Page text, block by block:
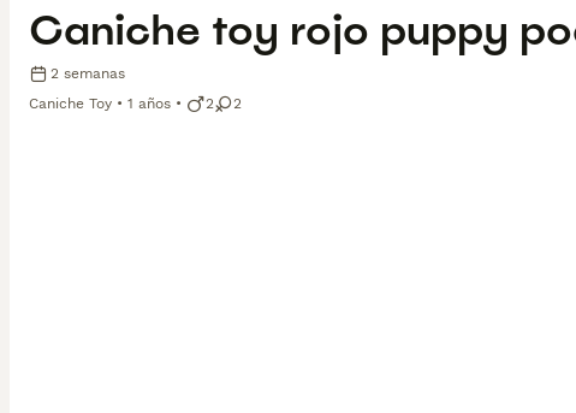
Caniche toy rojo puppy
2 semanas
Caniche Toy
1 años 2 2